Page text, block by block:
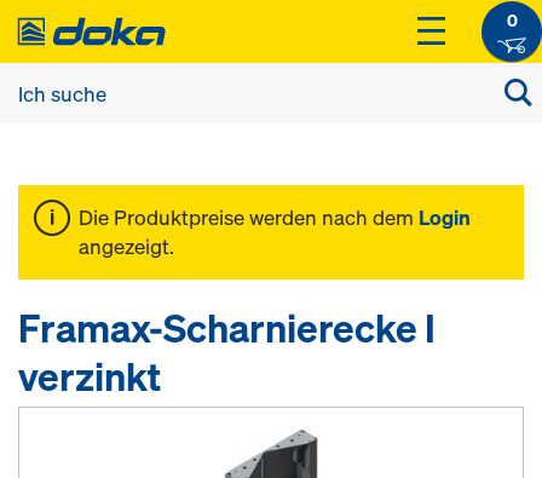
0
Die Produktpreise werden nach dem Login
angezeigt.
Framax-Scharnierecke I
verzinkt